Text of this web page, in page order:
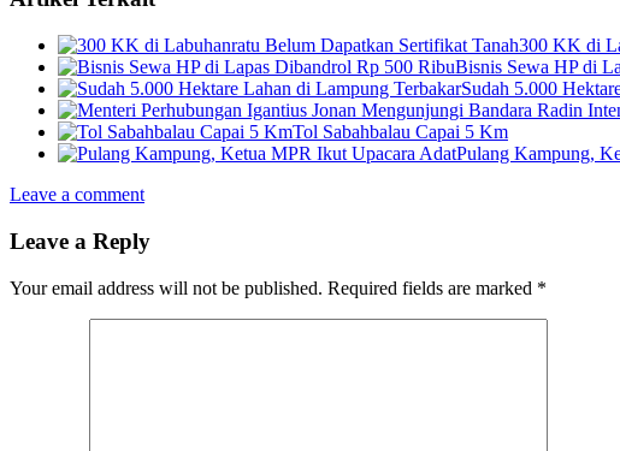
300 KK di
Bisnis Sewa HP di
Sudah 5.000
Tol Sabahbalau Capai 5 Km
Pulang Kampung,
Leave a comment
Leave a Reply
Your email address will not be published. Required fields are marked *